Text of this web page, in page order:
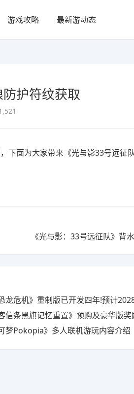
游戏攻略 最新游动态
防护符纹获取
下面为大家带来《光与影33号远征
《光与影：33号远征队》背
龙危机》重制版已开发四年!预计
信条黑旗记忆重置》预购及豪华版奖励一
梦Pokopia》多人联机游玩内容介绍